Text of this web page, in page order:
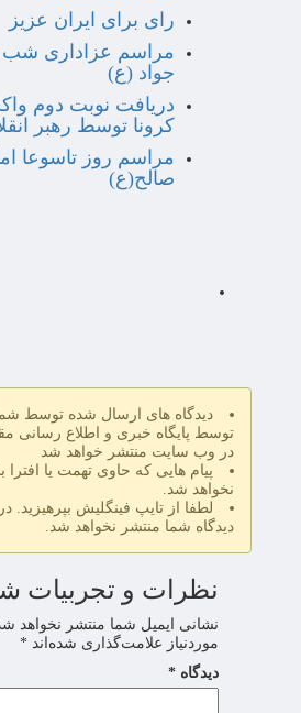
رای برای ایران عزیز
مراسم عزاداری شب
جواد (ع)
دریافت نوبت دوم
کرونا توسط رهبر
مراسم روز تاسوعا
صالح(ع)
دیدگاه های ارسال شده توسط
توسط پایگاه خبری و اطلاع رسانی
در وب سایت منتشر خواهد شد
پیام هایی که حاوی تهمت یا افترا
نخواهد شد.
لطفا از تایپ فینگلیش بپرهیزید.
دیدگاه شما منتشر نخواهد شد.
نظرات و تجربیات
نشانی ایمیل شما منتشر نخواهد
موردنیاز علامت‌گذاری شده‌اند *
دیدگاه *